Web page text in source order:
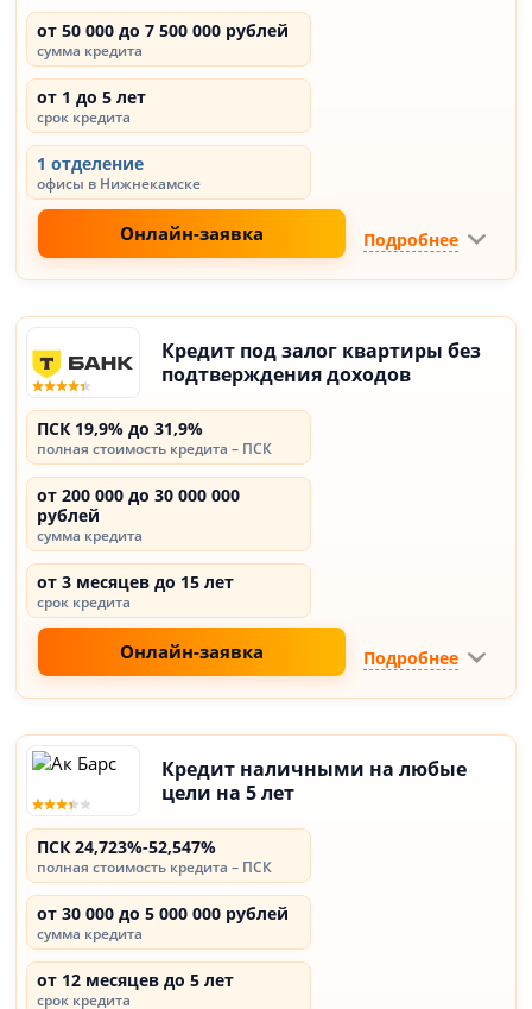
от 50 000 до 7 500 000 рублей
сумма кредита
от 1 до 5 лет
срок кредита
1 отделение
офисы в Нижнекамске
Онлайн-заявка Подробнее
Кредит под залог квартиры без
подтверждения доходов
ПСК 19,9% до 31,9%
полная стоимость кредита – ПСК
от 200 000 до 30 000 000
рублей
сумма кредита
от 3 месяцев до 15 лет
срок кредита
Онлайн-заявка Подробнее
Кредит наличными на любые
цели на 5 лет
ПСК 24,723%-52,547%
полная стоимость кредита – ПСК
от 30 000 до 5 000 000 рублей
сумма кредита
от 12 месяцев до 5 лет
срок кредита